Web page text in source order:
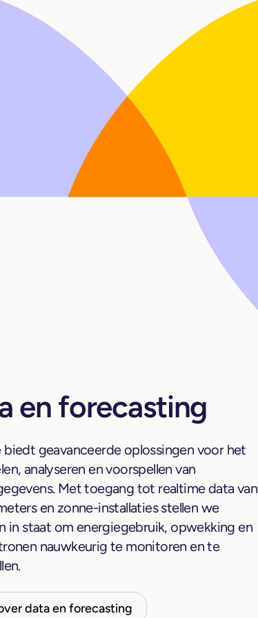
en forecasting
biedt geavanceerde oplossingen voor het
analyseren en voorspellen van
Met toegang tot realtime data van
en zonne-installaties stellen we
in staat om energiegebruik, opwekking en
nauwkeurig te monitoren en te
data en forecasting